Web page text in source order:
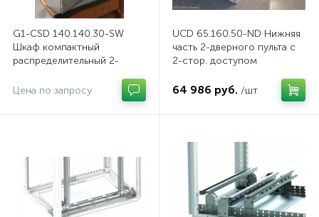
G1-CSD 140.140.30-SW
Шкаф компактный
распределительный 2-
стали, с перемычкой
Цена по запросу
UCD 65.160.50-ND Нижняя
часть 2-дверного пульта с
2-стор. доступом
64 986 руб. /шт